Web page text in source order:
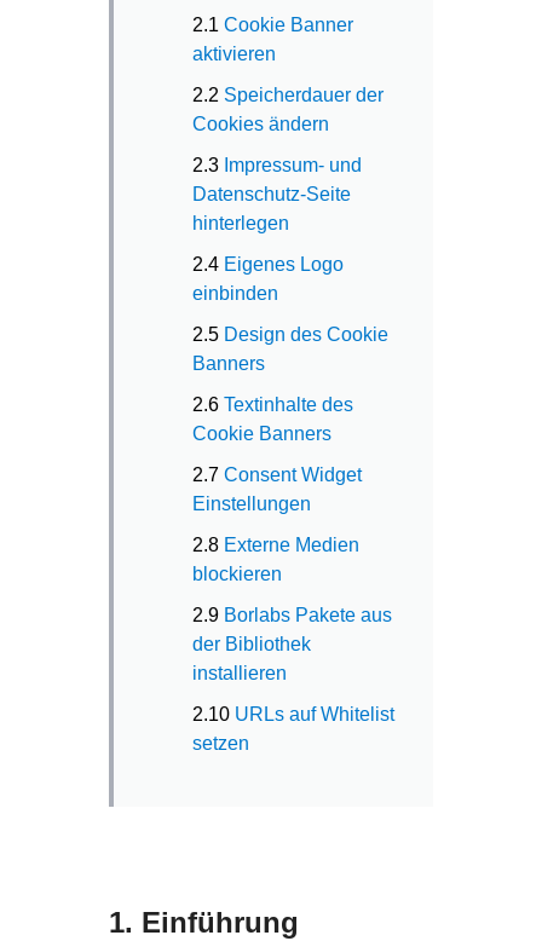
2.1 Cookie Banner
aktivieren
2.2 Speicherdauer der
Cookies ändern
2.3 Impressum- und
Datenschutz-Seite
hinterlegen
2.4 Eigenes Logo
einbinden
2.5 Design des Cookie
Banners
2.6 Textinhalte des
Cookie Banners
2.7 Consent Widget
Einstellungen
2.8 Externe Medien
blockieren
2.9 Borlabs Pakete aus
der Bibliothek
installieren
2.10 URLs auf Whitelist
setzen
1. Einführung